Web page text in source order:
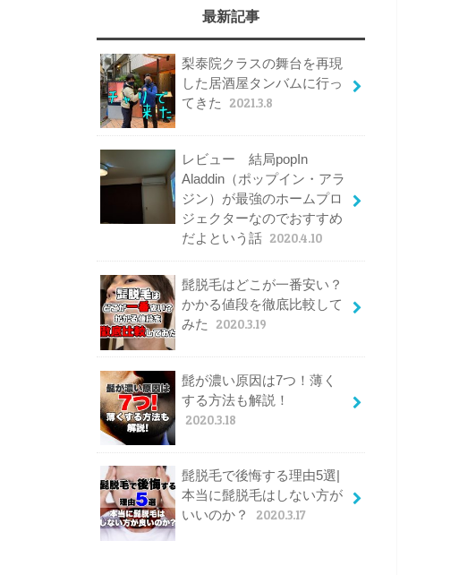
最新記事
梨泰院クラスの舞台を再現
した居酒屋タンバムに行っ
てきた
2021.3.8
レビュー 結局popIn
Aladdin（ポップイン・アラ
ジン）が最強のホームプロ
ジェクターなのでおすすめ
だよという話 2020.4.10
髭脱毛はどこが一番安い？
かかる値段を徹底比較して
みた
2020.3.19
髭が濃い原因は7つ！薄く
する方法も解説！
2020.3.18
髭脱毛で後悔する理由5選|
本当に髭脱毛はしない方が
いいのか？
2020.3.17